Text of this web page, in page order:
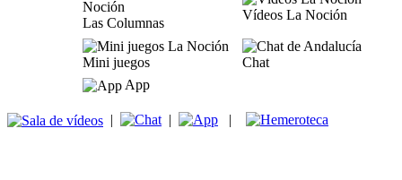
Las Columnas
Vídeos La Noción
Mini juegos
Chat
App
| | |